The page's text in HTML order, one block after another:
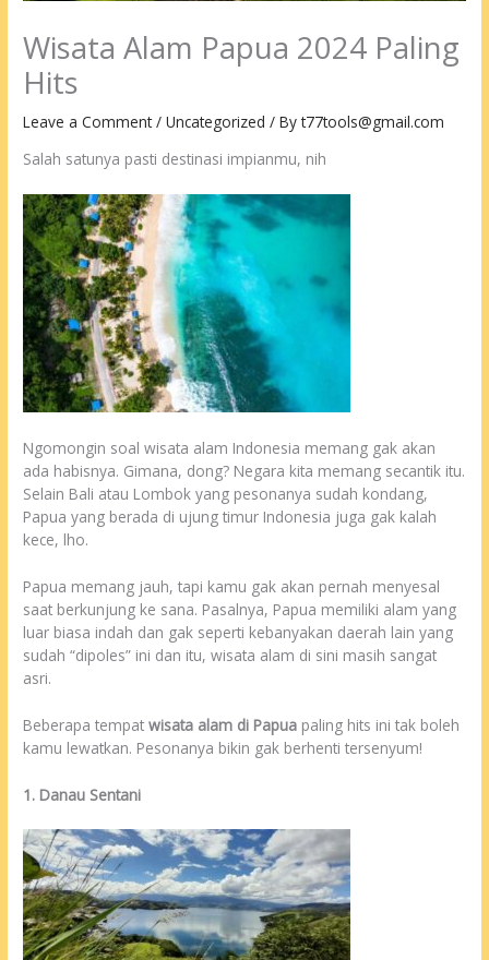
Wisata Alam Papua 2024 Paling
Hits
Leave a Comment /Uncategorized / Byt77tools@gmail.com
Salah satunya pasti destinasi impianmu, nih
Ngomongin soal wisata alam Indonesia memang gak akan
ada habisnya. Gimana, dong? Negara kita memang secantik itu.
Selain Bali atau Lombok yang pesonanya sudah kondang,
Papua yang berada di ujung timur Indonesia juga gak kalah
kece, lho.
Papua memang jauh, tapi kamu gak akan pernah menyesal
saat berkunjung ke sana. Pasalnya, Papua memiliki alam yang
luar biasa indah dan gak seperti kebanyakan daerah lain yang
sudah “dipoles” ini dan itu, wisata alam di sini masih sangat
asri.
Beberapa tempatwisata alam di Papua paling hits ini tak boleh
kamu lewatkan. Pesonanya bikin gak berhenti tersenyum!
1. Danau Sentani